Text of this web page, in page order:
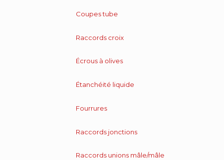
Coupes tube
Raccords croix
Écrous à olives
Étanchéité liquide
Fourrures
Raccords jonctions
Raccords unions mâle/mâle